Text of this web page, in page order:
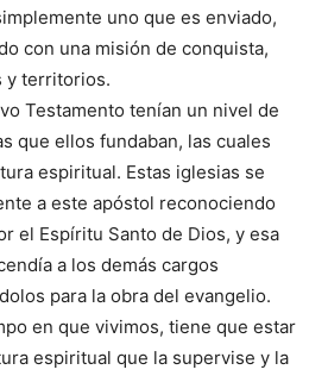
uno que es enviado,
con una misión de conquista,
y territorios.
Testamento tenían un nivel de
que ellos fundaban, las cuales
espiritual. Estas iglesias se
a este apóstol reconociendo
el Espíritu Santo de Dios, y esa
a los demás cargos
para la obra del evangelio.
en que vivimos, tiene que estar
espiritual que la supervise y la